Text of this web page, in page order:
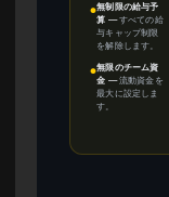
●無制限の給与予
算 —すべての給
与キャップ制限
を解除します。
●無限のチーム資
金 —流動資金を
最大に設定しま
す。